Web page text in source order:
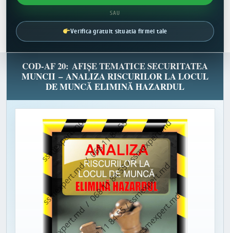
SAU
Verifica gratuit situatia firmei tale
COD-AF 20: AFIȘE TEMATICE SECURITATEA
MUNCII – ANALIZA RISCURILOR LA LOCUL
DE MUNCĂ ELIMINĂ HAZARDUL